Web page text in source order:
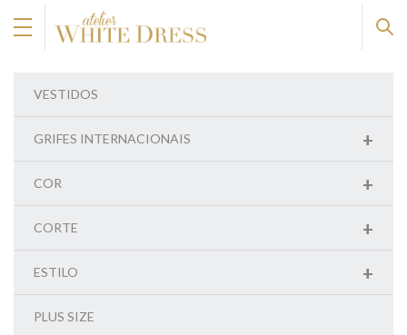
VESTIDOS
+
GRIFES INTERNACIONAIS
+
COR
+
CORTE
+
ESTILO
PLUS SIZE